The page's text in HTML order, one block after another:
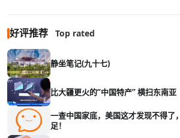
好评推荐 Top rated
静坐笔记(九十七)
比大疆更火的“中国特产” 横扫东南亚
一查中国家底，美国这才发现不得了
足！